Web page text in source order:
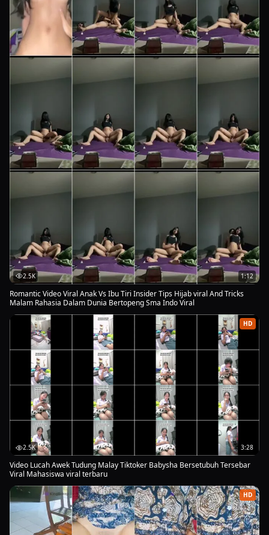
2.5K 1:12
Romantic Video Viral Anak Vs Ibu Tiri Insider Tips Hijab viral And Tricks
Malam Rahasia Dalam Dunia Bertopeng Sma Indo Viral
HD
2.5K 3:28
Video Lucah Awek Tudung Malay Tiktoker Babysha Bersetubuh Tersebar
Viral Mahasiswa viral terbaru
HD